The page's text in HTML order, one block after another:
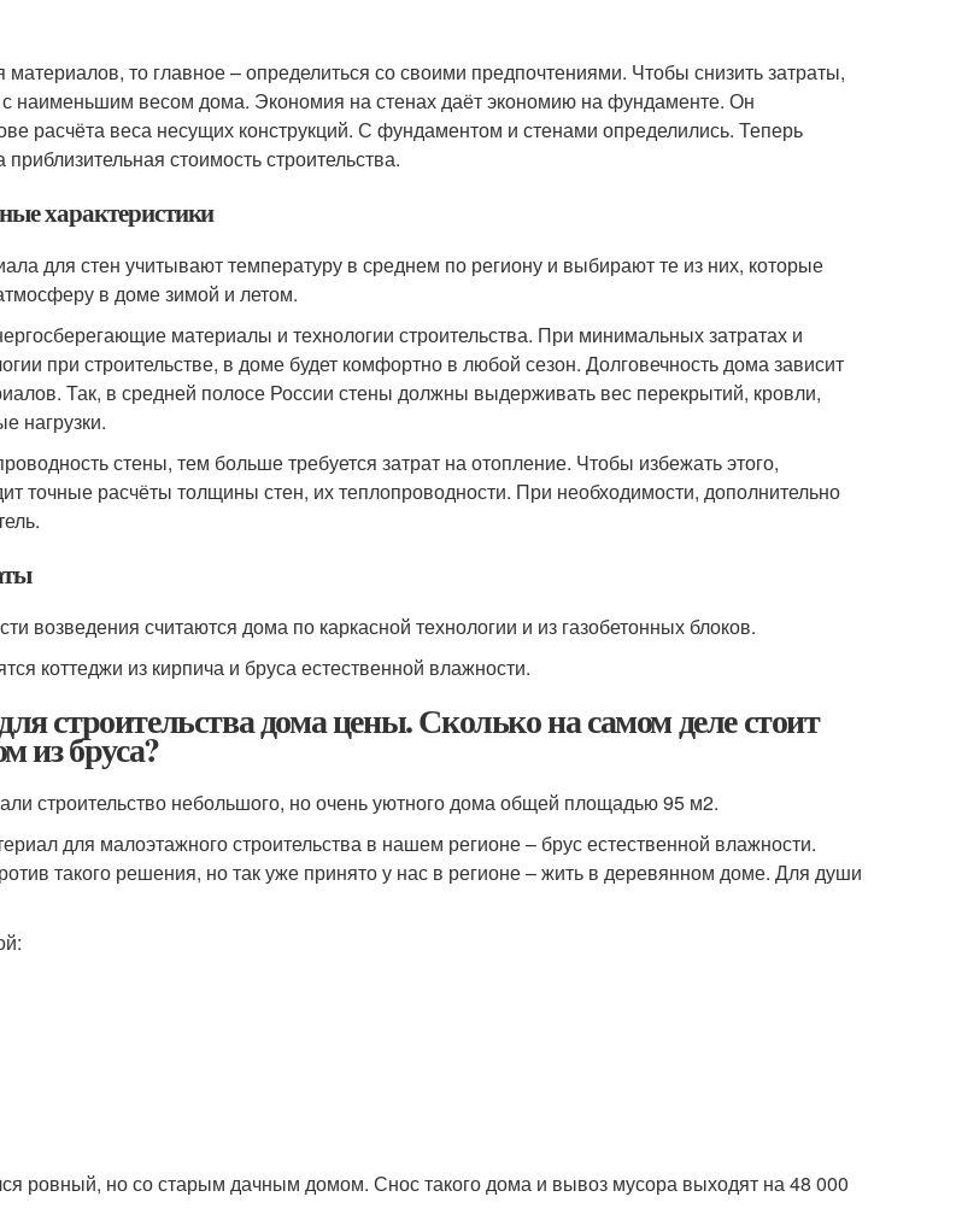
материалов, то главное – определиться со своими предпочтениями. Чтобы снизить затраты,
наименьшим весом дома. Экономия на стенах даёт экономию на фундаменте. Он
расчёта веса несущих конструкций. С фундаментом и стенами определились. Теперь
стоимость строительства.
характеристики
для стен учитывают температуру в среднем по региону и выбирают те из них, которые
в доме зимой и летом.
материалы и технологии строительства. При минимальных затратах и
при строительстве, в доме будет комфортно в любой сезон. Долговечность дома зависит
Так, в средней полосе России стены должны выдерживать вес перекрытий, кровли,
нагрузки.
стены, тем больше требуется затрат на отопление. Чтобы избежать этого,
точные расчёты толщины стен, их теплопроводности. При необходимости, дополнительно
возведения считаются дома по каркасной технологии и из газобетонных блоков.
коттеджи из кирпича и бруса естественной влажности.
строительства дома цены. Сколько на самом деле стоит
из бруса?
строительство небольшого, но очень уютного дома общей площадью 95 м2.
для малоэтажного строительства в нашем регионе – брус естественной влажности.
такого решения, но так уже принято у нас в регионе – жить в деревянном доме. Для души
ровный, но со старым дачным домом. Снос такого дома и вывоз мусора выходят на 48 000